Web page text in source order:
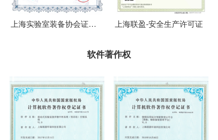
上海实验室装备协会证书-
上海联盈-安全生产许可证
软件著作权